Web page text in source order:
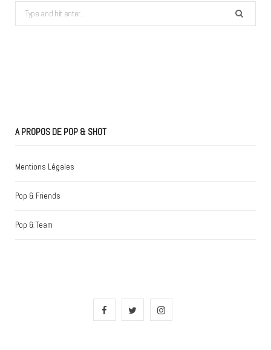
Search
for:
A PROPOS DE POP & SHOT
Mentions Légales
Pop & Friends
Pop & Team
F
I